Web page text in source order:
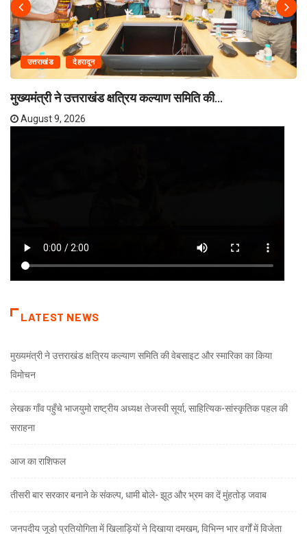
उत्तराखंड देहरादून
मुख्यमंत्री ने उत्तराखंड क्षत्रिय कल्याण समिति की...
August 9, 2026
LATEST NEWS
मुख्यमंत्री ने उत्तराखंड क्षत्रिय कल्याण समिति की वेबसाइट और स्मारिका का किया
विमोचन
लेखक गाँव पहुँचे भाजयुमो राष्ट्रीय अध्यक्ष तेजस्वी सूर्या, साहित्यिक-सांस्कृतिक पहल की
सराहना
आज का राशिफल
तीसरी बार सरकार बनाने के संकल्प, धामी बोले- झूठ और भ्रम का दें मुंहतोड़ जवाब
जनपदीय जूडो प्रतियोगिता में खिलाड़ियों ने दिखाया दमखम, विभिन्न भार वर्गों में विजेता